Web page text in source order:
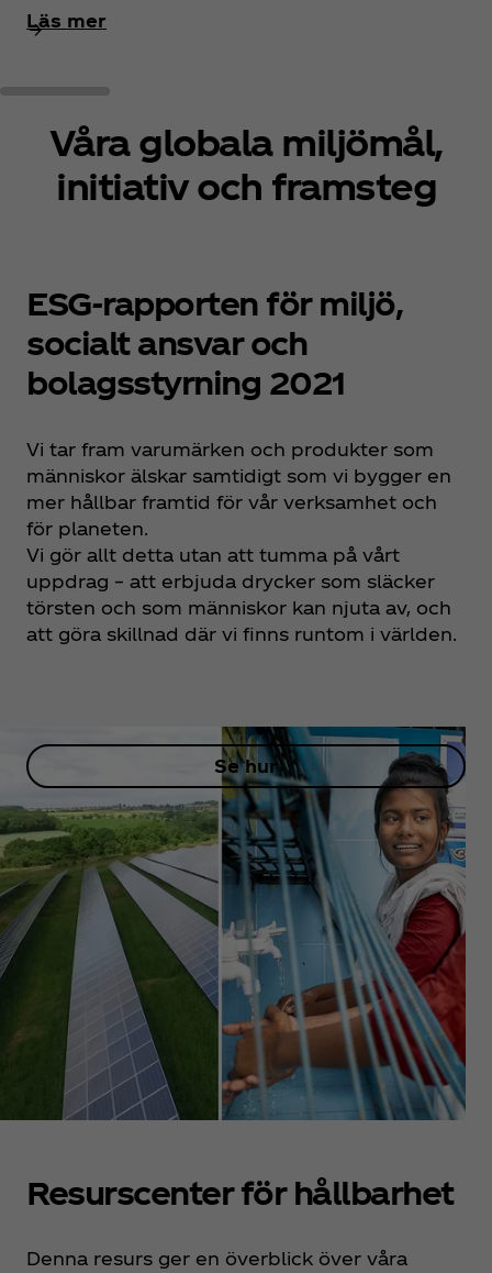
Läs mer
Våra globala miljömål,
initiativ och framsteg
ESG-rapporten för miljö,
socialt ansvar och
bolagsstyrning 2021
Vi tar fram varumärken och produkter som
människor älskar samtidigt som vi bygger en
mer hållbar framtid för vår verksamhet och
för planeten.
Vi gör allt detta utan att tumma på vårt
uppdrag – att erbjuda drycker som släcker
törsten och som människor kan njuta av, och
att göra skillnad där vi finns runtom i världen.
Se hur
Resurscenter för hållbarhet
Denna resurs ger en överblick över våra